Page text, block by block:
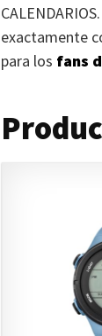
CALENDARIOS
exactamente
para los fans